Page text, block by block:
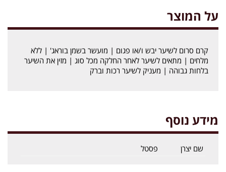
על המוצר
קרם סרום לשיער יבש ו/או פגום | מועשר בשמן בוראג' | ללא
מלחים | מתאים לשיער לאחר החלקה מכל סוג | מזין את השיער
בלחות גבוהה | מעניק לשיער רכות וברק
מידע נוסף
שם יצרן פסטל